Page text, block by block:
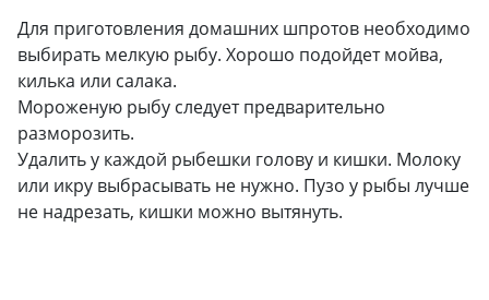
Для приготовления домашних шпротов необходимо
выбирать мелкую рыбу. Хорошо подойдет мойва,
килька или салака.
Мороженую рыбу следует предварительно
разморозить.
Удалить у каждой рыбешки голову и кишки. Молоку
или икру выбрасывать не нужно. Пузо у рыбы лучше
не надрезать, кишки можно вытянуть.